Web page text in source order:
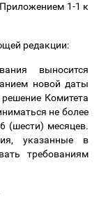
Приложением 1-1 к
редакции:
выносится
новой даты
Комитета
не более
(шести) месяцев.
указанные в
требованиям